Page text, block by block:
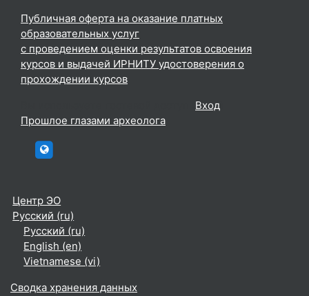
Публичная оферта на оказание платных
образовательных услуг
с проведением оценки результатов освоения
курсов и выдачей ИРНИТУ удостоверения о
прохождении курсов
Вход
Прошлое глазами археолога
Центр ЭО
Русский ‎(ru)‎
Русский ‎(ru)‎
English ‎(en)‎
Vietnamese ‎(vi)‎
Сводка хранения данных